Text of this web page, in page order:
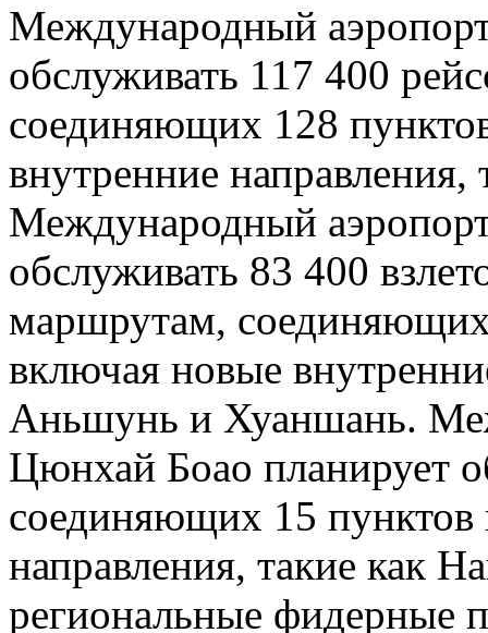
Международный
обслуживать 117 400
соединяющих 128
внутренние
Международный
обслуживать 83 400
маршрутам, соединяющих
включая новые
Аньшунь и Хуаншань.
Цюнхай Боао планирует
соединяющих 15 пунктов
направления, такие как
региональные фидерные